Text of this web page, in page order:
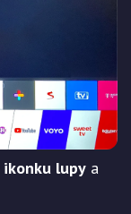
ikonku lupy a